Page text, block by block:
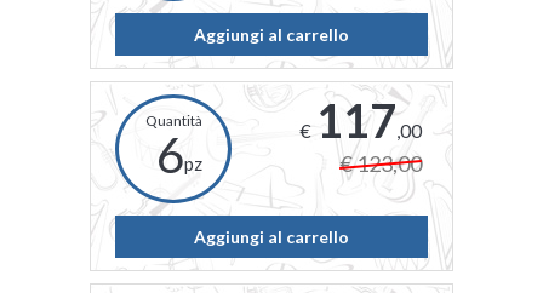
Aggiungi al carrello
6pz
€ 117,00
€ 123,00
Aggiungi al carrello